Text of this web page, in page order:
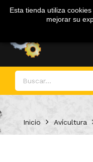
Inicio Avícultura
Esta tienda utiliza
mejorar su